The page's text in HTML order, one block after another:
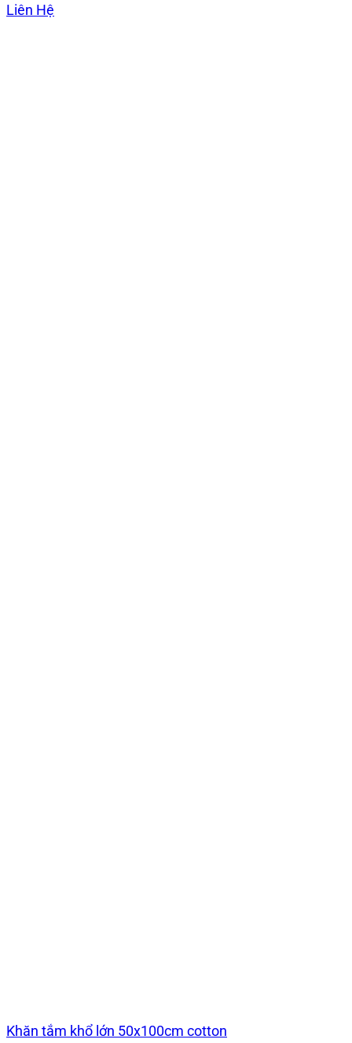
Liên Hệ
Khăn tắm khổ lớn 50x100cm cotton